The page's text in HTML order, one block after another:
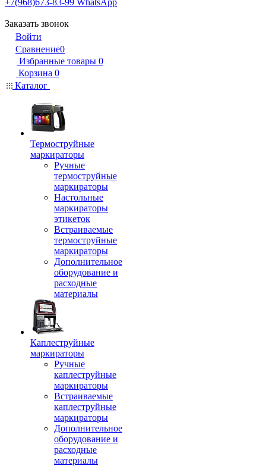
+7(968)673-83-99 WhatsApp
Заказать звонок
Войти
Сравнение0
Избранные товары 0
Корзина 0
Каталог
Термоструйные
маркираторы
Ручные
термоструйные
маркираторы
Настольные
маркираторы
этикеток
Встраиваемые
термоструйные
маркираторы
Дополнительное
оборудование и
расходные
материалы
Каплеструйные
маркираторы
Ручные
каплеструйные
маркираторы
Встраиваемые
каплеструйные
маркираторы
Дополнительное
оборудование и
расходные
материалы